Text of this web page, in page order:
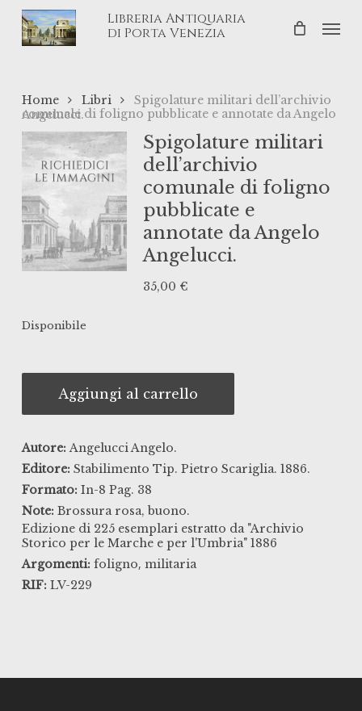
Skip
Libreria Antiquaria
di Porta Venezia
Home Libri
Spigolature militari dell’archivio
comunale di foligno pubblicate e annotate da Angelo Angelucci.
Spigolature militari
dell’archivio
comunale di foligno
pubblicate e
annotate da Angelo
Angelucci.
35,00 €
Disponibile
Aggiungi al carrello
Autore: Angelucci Angelo.
Editore: Stabilimento Tip. Pietro Scariglia. 1886.
Formato: In-8 Pag. 38
Note: Brossura rosa, buono.
Edizione di 225 esemplari estratto da "Archivio
Storico per le Marche e per l'Umbria" 1886
Argomenti: foligno, militaria
RIF: LV-229